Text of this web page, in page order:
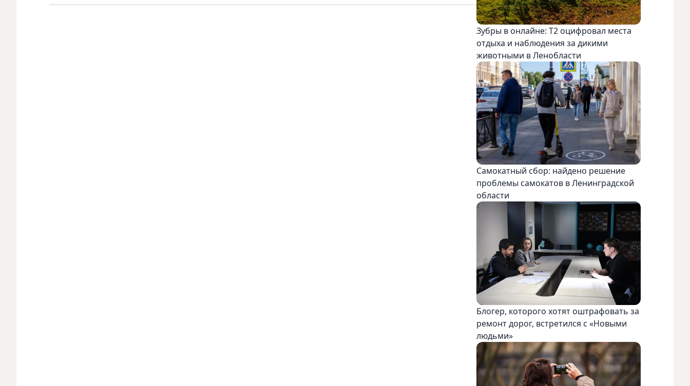
Зубры в онлайне: Т2 оцифровал места
отдыха и наблюдения за дикими
животными в Ленобласти
Самокатный сбор: найдено решение
проблемы самокатов в Ленинградской
области
Блогер, которого хотят оштрафовать за
ремонт дорог, встретился с «Новыми
людьми»